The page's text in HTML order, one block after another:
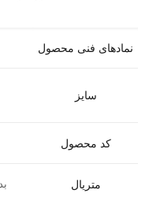
نمادهای فنی محصول
سایز
کد محصول
متریال